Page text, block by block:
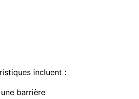
incluent :
barrière